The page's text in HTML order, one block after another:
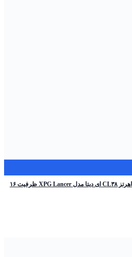
رم دسکتاپ DDR۵ دو کاناله ۵۲۰۰ مگاهرتز CL۳۸ ای دیتا مدل XPG Lancer ظرفیت ۱۶